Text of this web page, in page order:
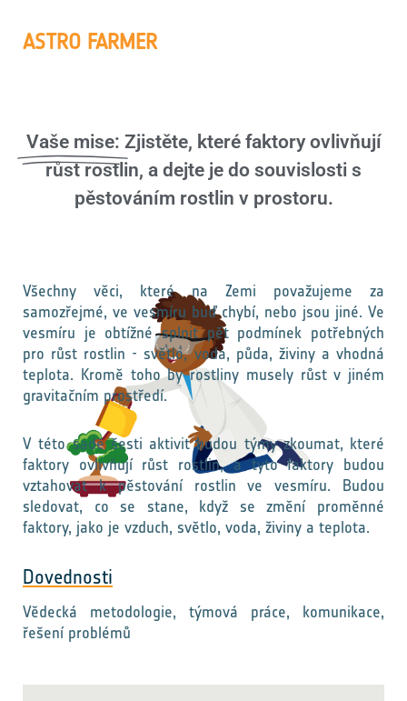
ASTRO FARMER
Vaše mise: Zjistěte, které faktory ovlivňují
růst rostlin, a dejte je do souvislosti s
pěstováním rostlin v prostoru.
Všechny věci, které na Zemi považujeme za
samozřejmé, ve vesmíru buď chybí, nebo jsou jiné. Ve
vesmíru je obtížné splnit pět podmínek potřebných
pro růst rostlin - světlo, voda, půda, živiny a vhodná
teplota. Kromě toho by rostliny musely růst v jiném
gravitačním prostředí.
V této sadě šesti aktivit budou týmy zkoumat, které
faktory ovlivňují růst rostlin, a tyto faktory budou
vztahovat k pěstování rostlin ve vesmíru. Budou
sledovat, co se stane, když se změní proměnné
faktory, jako je vzduch, světlo, voda, živiny a teplota.
Dovednosti
Vědecká metodologie, týmová práce, komunikace,
řešení problémů